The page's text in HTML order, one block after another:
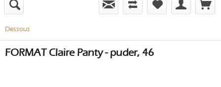
Dessous
FORMAT Claire Panty - puder, 46